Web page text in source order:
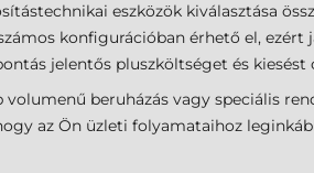
eszközök kiválasztása
konfigurációban érhető el,
jelentős pluszköltséget és kiesést
volumenű beruházás vagy speciális
az Ön üzleti folyamataihoz